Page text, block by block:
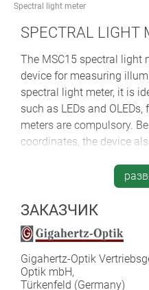
Spectral light meter
SPECTRAL LIGHT
The MSC15 spectral light
device for measuring
spectral light meter, it is
such as LEDs and
meters are compulsory.
coordinates, the device
temperature and light
and intuitive, by means of
ЗАКАЗЧИК
Gigahertz-Optik
Optik mbH,
Türkenfeld (Germany)